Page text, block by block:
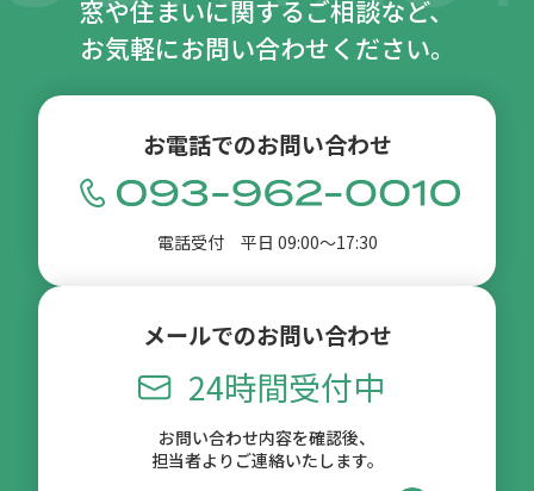
窓や住まいに関するご相談など、
お気軽にお問い合わせください。
お電話でのお問い合わせ
電話受付 平日 09:00〜17:30
メールでのお問い合わせ
24時間受付中
お問い合わせ内容を確認後、
担当者よりご連絡いたします。